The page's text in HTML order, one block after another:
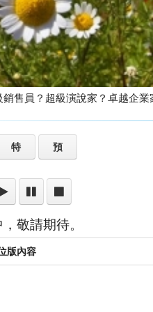
售員？超級演說家？卓越企業
特 預
敬請期待。
版內容